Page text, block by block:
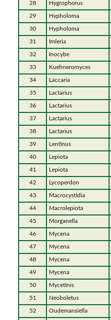
28 Hygrophorus
29 Hypholoma
30 Hypholoma
31 Imleria
32 Inocybe
33 Kuehneromyces
34 Laccaria
35 Lactarius
36 Lactarius
37 Lactarius
38 Lactarius
39 Lentinus
40 Lepiota
41 Lepiota
42 Lycoperdon
43 Macrocystidia
44 Macrolepiota
45 Morganella
46 Mycena
47 Mycena
48 Mycena
49 Mycena
50 Mycetinis
51 Neoboletus
52 Oudemansiella